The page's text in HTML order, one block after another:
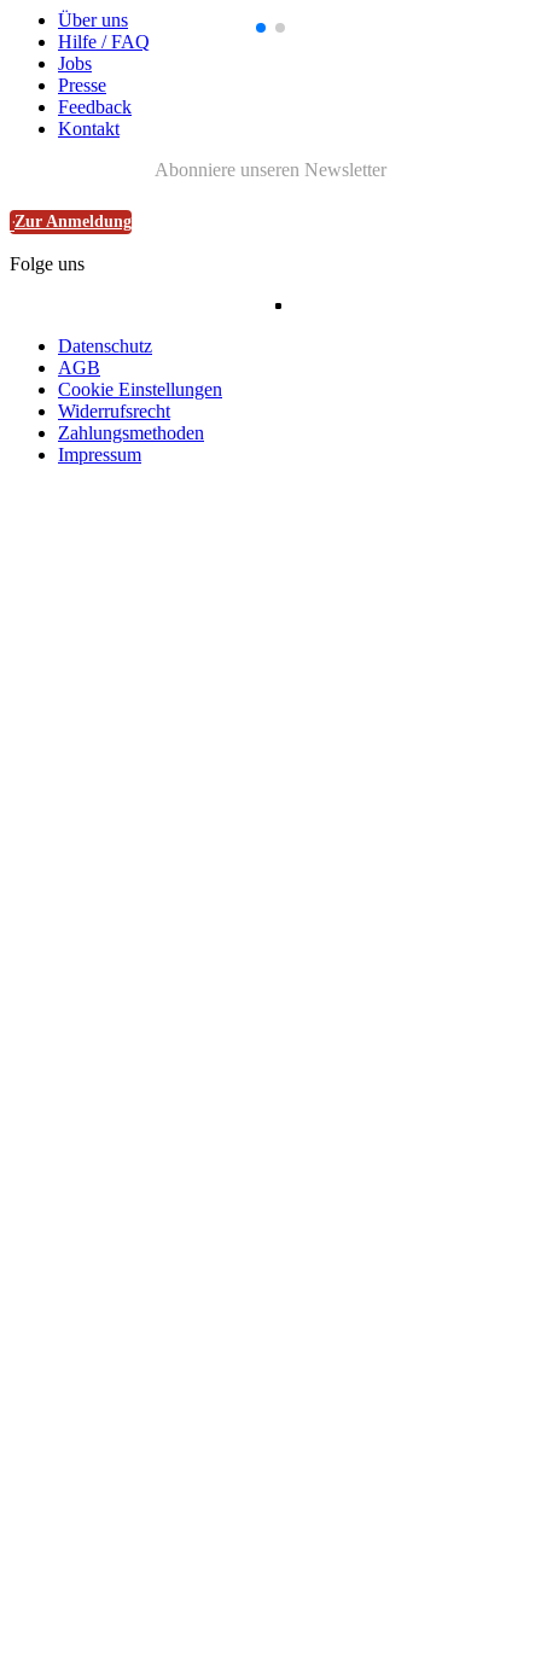
Über uns
Hilfe / FAQ
Jobs
Presse
Feedback
Kontakt
Abonniere unseren Newsletter
Zur Anmeldung
Folge uns
Datenschutz
AGB
Cookie Einstellungen
Widerrufsrecht
Zahlungsmethoden
Impressum